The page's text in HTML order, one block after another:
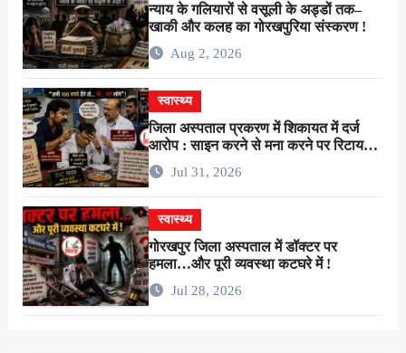
न्याय के गलियारों से वसूली के अड्डों तक–
खाकी और कलह का गोरखपुरिया संस्करण !
Aug 2, 2026
स्वास्थ्य
जिला अस्पताल प्रकरण में शिकायत में दर्ज
आरोप : साइन करने से मना करने पर रिटायर
लैब टेक्नीशियन ने सर्जन से कहा–”अभी 100
रुपये देंगे तो…गाँ…मरा लोगे” !
Jul 31, 2026
स्वास्थ्य
गोरखपुर जिला अस्पताल में डॉक्टर पर
हमला…और पूरी व्यवस्था कटघरे में !
Jul 28, 2026